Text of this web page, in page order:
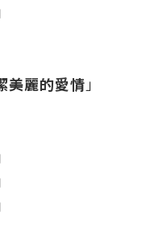
」
美麗的愛情 」
」
」
」